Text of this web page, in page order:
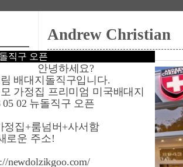
직구 오픈
안녕하세요?
배대지돌직구입니다.
가정집 프리미엄 미국배대지
05 02 뉴돌직구 오픈
정집+룸넘버+사서함
로운 주소!
newdolzikgoo.com/
Andrew Christian